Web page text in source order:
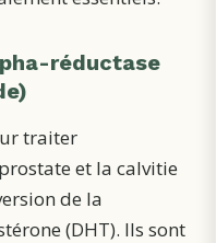
réductase
traiter
et la calvitie
de la
(DHT). Ils sont